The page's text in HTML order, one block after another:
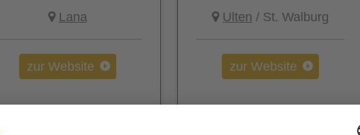
Lana
zur Website
Ulten / St. Walburg
zur Website